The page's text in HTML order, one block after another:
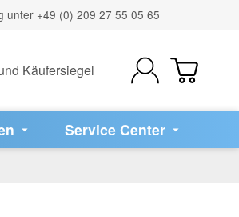
unter +49 (0) 209 27 55 05 65
Service Center